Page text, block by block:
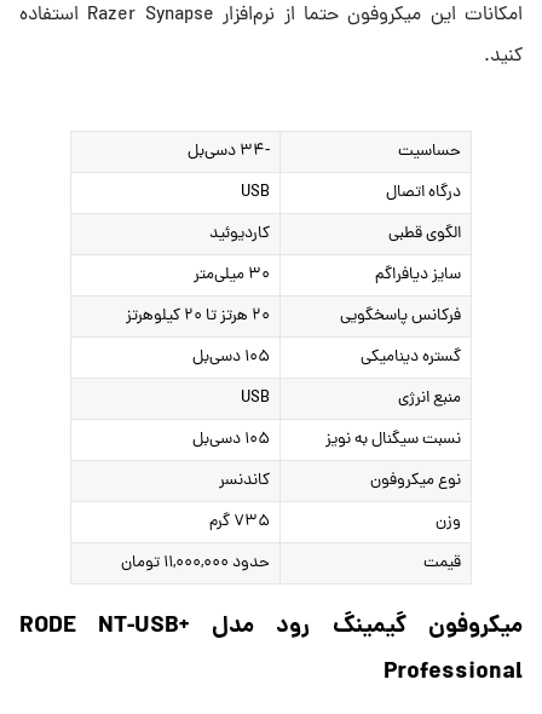
امکانات این میکروفون حتما از نرم‌افزار Razer Synapse استفاده
کنید.
حساسیت
-۳۴ دسی‌بل
درگاه اتصال
USB
الگوی قطبی
کاردیوئید
سایز دیافراگم
۳۰ میلی‌متر
فرکانس پاسخگویی
۲۰ هرتز تا ۲۰ کیلوهرتز
گستره دینامیکی
۱۰۵ دسی‌بل
منبع انرژی
USB
نسبت سیگنال به نویز
۱۰۵ دسی‌بل
نوع میکروفون
کاندنسر
وزن
۷۳۵ گرم
قیمت
حدود ۱۱,۰۰۰,۰۰۰ تومان
میکروفون گیمینگ رود مدل RODE NT-USB+
Professional